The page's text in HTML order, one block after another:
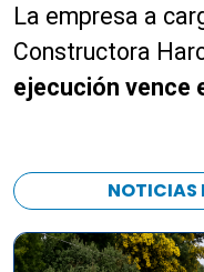
La empresa a
Constructora
ejecución vence
NOTICIAS